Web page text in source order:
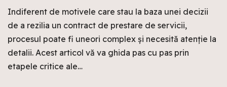
Indiferent de motivele care stau la baza unei decizii
de a rezilia un contract de prestare de servicii,
procesul poate fi uneori complex și necesită atenție la
detalii. Acest articol vă va ghida pas cu pas prin
etapele critice ale…